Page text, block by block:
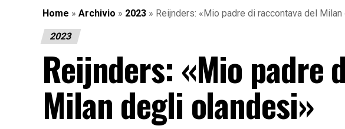
Home » Archivio » 2023 » Reijnders: «Mio padre di raccontava del
2023
Reijnders: «Mio padre
Milan degli olandesi»